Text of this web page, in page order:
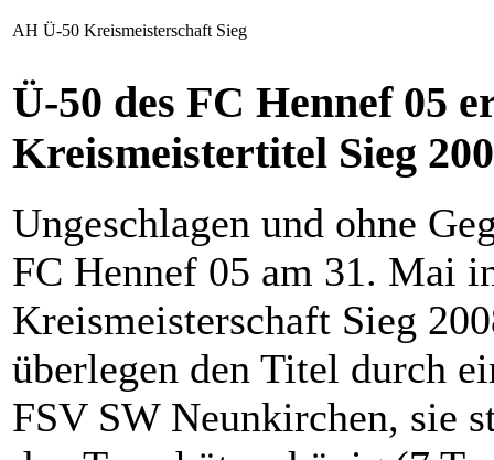
AH Ü-50 Kreismeisterschaft Sieg
Ü-50 des FC Hennef 05
Kreismeistertitel Sieg
Ungeschlagen und ohne
FC Hennef 05 am 31. Mai
Kreismeisterschaft Sieg
überlegen den Titel durch
FSV SW Neunkirchen, sie